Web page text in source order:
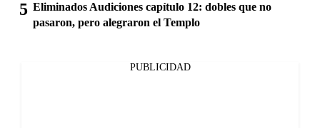
Eliminados Audiciones capítulo 12: dobles que no
pasaron, pero alegraron el Templo
PUBLICIDAD